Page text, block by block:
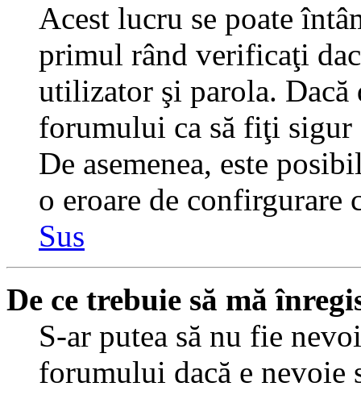
Acest lucru se poate
primul rând verificaţi
utilizator şi parola. Dacă
forumului ca să fiţi
De asemenea, este
o eroare de confirgurare
Sus
De ce trebuie să mă
S-ar putea să nu fie
forumului dacă e nevoie